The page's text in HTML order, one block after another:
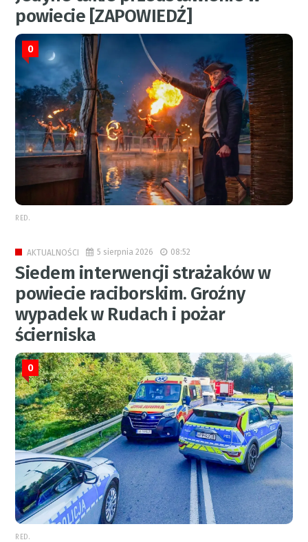
powiecie [ZAPOWIEDŹ]
0
RED.
AKTUALNOŚCI 5 sierpnia 2026 08:52
Siedem interwencji strażaków w
powiecie raciborskim. Groźny
wypadek w Rudach i pożar
ścierniska
0
RED.